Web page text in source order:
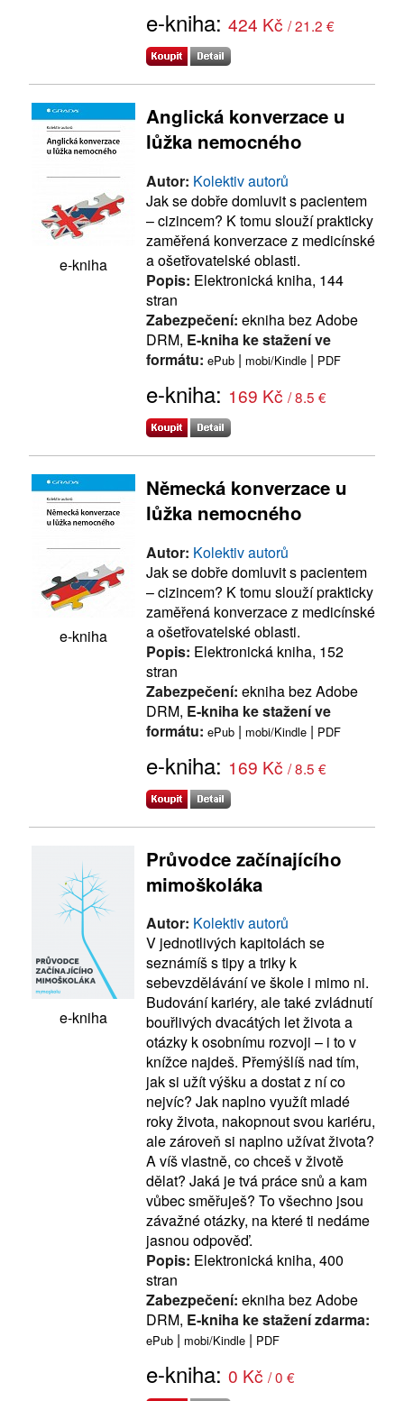
e-kniha: 424 Kč / 21.2 €
e-kniha
Anglická konverzace u
lůžka nemocného
Autor: Kolektiv autorů
Jak se dobře domluvit s pacientem
– cizincem? K tomu slouží prakticky
zaměřená konverzace z medicínské
a ošetřovatelské oblasti.
Popis: Elektronická kniha, 144
stran
Zabezpečení: ekniha bez Adobe
DRM, E-kniha ke stažení ve
formátu: ePub | mobi/Kindle | PDF
e-kniha: 169 Kč / 8.5 €
e-kniha
Německá konverzace u
lůžka nemocného
Autor: Kolektiv autorů
Jak se dobře domluvit s pacientem
– cizincem? K tomu slouží prakticky
zaměřená konverzace z medicínské
a ošetřovatelské oblasti.
Popis: Elektronická kniha, 152
stran
Zabezpečení: ekniha bez Adobe
DRM, E-kniha ke stažení ve
formátu: ePub | mobi/Kindle | PDF
e-kniha: 169 Kč / 8.5 €
e-kniha
Průvodce začínajícího
mimoškoláka
Autor: Kolektiv autorů
V jednotlivých kapitolách se
seznámíš s tipy a triky k
sebevzdělávání ve škole i mimo ni.
Budování kariéry, ale také zvládnutí
bouřlivých dvacátých let života a
otázky k osobnímu rozvoji – i to v
knížce najdeš. Přemýšlíš nad tím,
jak si užít výšku a dostat z ní co
nejvíc? Jak naplno využít mladé
roky života, nakopnout svou kariéru,
ale zároveň si naplno užívat života?
A víš vlastně, co chceš v životě
dělat? Jaká je tvá práce snů a kam
vůbec směřuješ? To všechno jsou
závažné otázky, na které ti nedáme
jasnou odpověď.
Popis: Elektronická kniha, 400
stran
Zabezpečení: ekniha bez Adobe
DRM, E-kniha ke stažení zdarma:
ePub | mobi/Kindle | PDF
e-kniha: 0 Kč / 0 €